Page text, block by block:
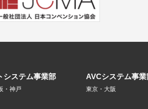
システム事業部
・神戸
AVCシステム事業
東京・大阪